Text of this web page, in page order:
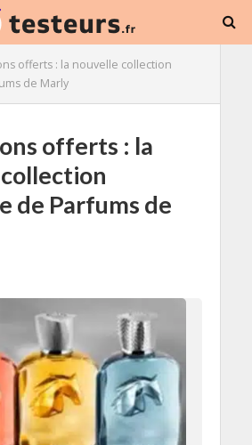
offerts : la nouvelle collection
de Marly
offerts : la
de Parfums de